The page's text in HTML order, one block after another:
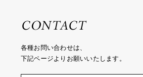
CONTACT
各種お問い合わせは、
下記ページよりお願いいたします。